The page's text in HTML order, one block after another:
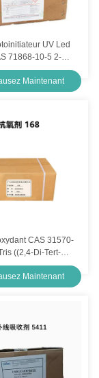
UV Led
71868-10-5 2-
1- ((4-
2-
1-propanone
Maintenant
CAS 31570-
((2,4-Di-Tert-
phosphite
Maintenant